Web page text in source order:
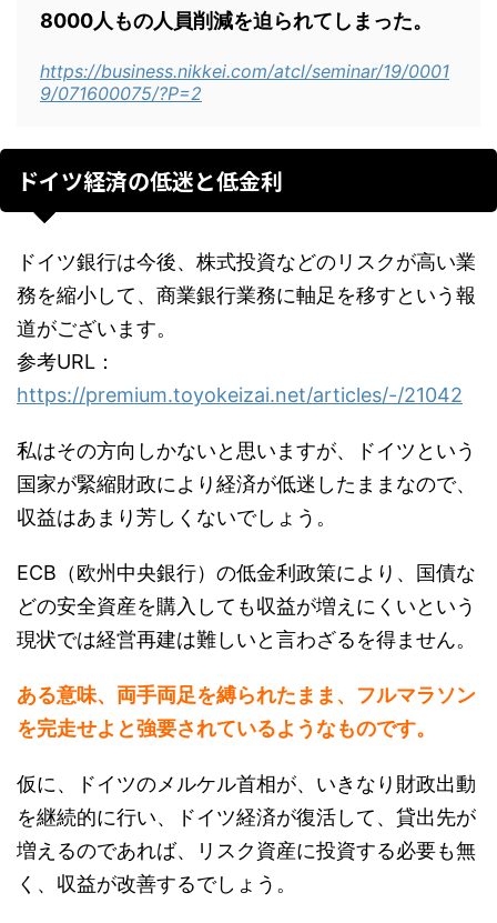
8000人もの人員削減を迫られてしまった。
https://business.nikkei.com/atcl/seminar/19/0001
9/071600075/?P=2
ドイツ経済の低迷と低金利
ドイツ銀行は今後、株式投資などのリスクが高い業
務を縮小して、商業銀行業務に軸足を移すという報
道がございます。
参考URL：
https://premium.toyokeizai.net/articles/-/21042
私はその方向しかないと思いますが、ドイツという
国家が緊縮財政により経済が低迷したままなので、
収益はあまり芳しくないでしょう。
ECB（欧州中央銀行）の低金利政策により、国債な
どの安全資産を購入しても収益が増えにくいという
現状では経営再建は難しいと言わざるを得ません。
ある意味、両手両足を縛られたまま、フルマラソン
を完走せよと強要されているようなものです。
仮に、ドイツのメルケル首相が、いきなり財政出動
を継続的に行い、ドイツ経済が復活して、貸出先が
増えるのであれば、リスク資産に投資する必要も無
く、収益が改善するでしょう。